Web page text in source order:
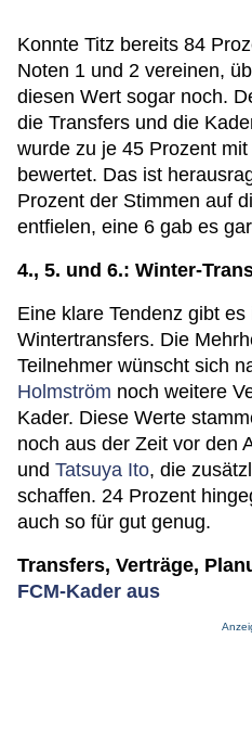
Konnte Titz bereits 84
Noten 1 und 2 vereinen,
diesen Wert sogar noch.
die Transfers und die
wurde zu je 45 Prozent
bewertet. Das ist
Prozent der Stimmen auf
entfielen, eine 6 gab es
4., 5. und 6.: Winter-
Eine klare Tendenz gibt es
Wintertransfers. Die
Teilnehmer wünscht sich
Holmström noch weitere
Kader. Diese Werte
noch aus der Zeit vor den
und Tatsuya Ito, die
schaffen. 24 Prozent
auch so für gut genug.
Transfers, Verträge,
FCM-Kader aus